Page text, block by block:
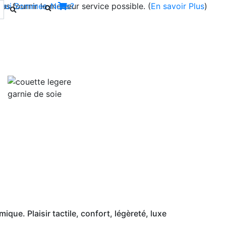
fournir le meilleur service possible. (En savoir Plus)
Qui Sommes-Nous?
Plaisir tactile, confort, légèreté, luxe